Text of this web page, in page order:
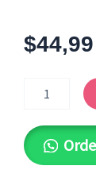
$44,99
cantidad